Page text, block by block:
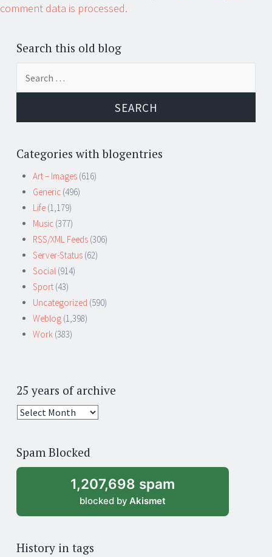
comment data is processed.
Search this old blog
Categories with blogentries
Art – Images (616)
Generic (496)
Life (1,179)
Music (377)
RSS/XML Feeds (306)
Server-Status (62)
Social (914)
Sport (43)
Uncategorized (590)
Weblog (1,398)
Work (383)
25 years of archive
25
archive
Spam Blocked
1,207,698 spam
blocked by Akismet
History in tags